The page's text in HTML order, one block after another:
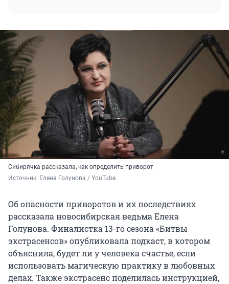
Сибирячка рассказала, как определить приворот
Источник: Елена Голунова / YouTube
Об опасности приворотов и их последствиях
рассказала новосибирская ведьма Елена
Голунова. Финалистка 13-го сезона «Битвы
экстрасенсов» опубликовала подкаст, в котором
объяснила, будет ли у человека счастье, если
использовать магическую практику в любовных
делах. Также экстрасенс поделилась инструкцией,